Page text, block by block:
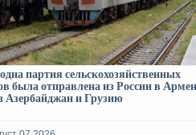
партия сельскохозяйственных
была отправлена ​​из России в
Азербайджан и Грузию